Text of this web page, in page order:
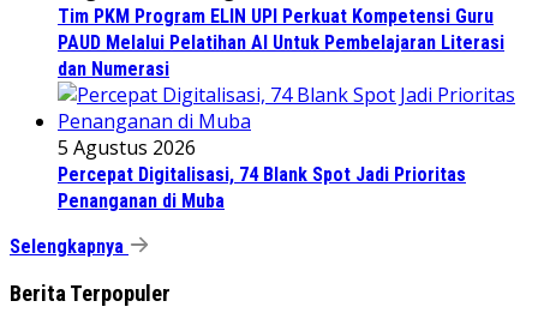
Tim PKM Program ELIN UPI Perkuat Kompetensi Guru
PAUD Melalui Pelatihan AI Untuk Pembelajaran Literasi
dan Numerasi
5 Agustus 2026
Percepat Digitalisasi, 74 Blank Spot Jadi Prioritas
Penanganan di Muba
Selengkapnya
Berita Terpopuler